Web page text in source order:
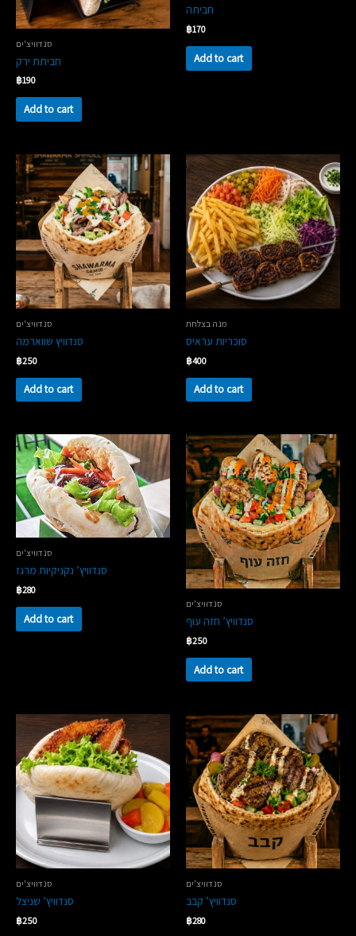
חביתה
฿170
Add to cart
סנדוויצ'ים
חביתת ירק
฿190
Add to cart
מנה בצלחת
סוכריות עראיס
฿400
Add to cart
סנדוויצ'ים
סנדוויץ שווארמה
฿250
Add to cart
סנדוויצ'ים
סנדוויץ’ חזה עוף
฿250
Add to cart
סנדוויצ'ים
סנדוויץ’ נקניקיות מרגז
฿280
Add to cart
סנדוויצ'ים
סנדוויץ’ קבב
฿280
סנדוויצ'ים
סנדוויץ’ שניצל
฿250